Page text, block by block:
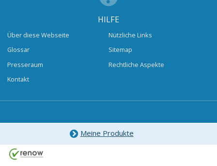
HILFE
Über diese Webseite
Glossar
Presseraum
Kontakt
Nützliche Links
Sitemap
Rechtliche Aspekte
Meine Produkte